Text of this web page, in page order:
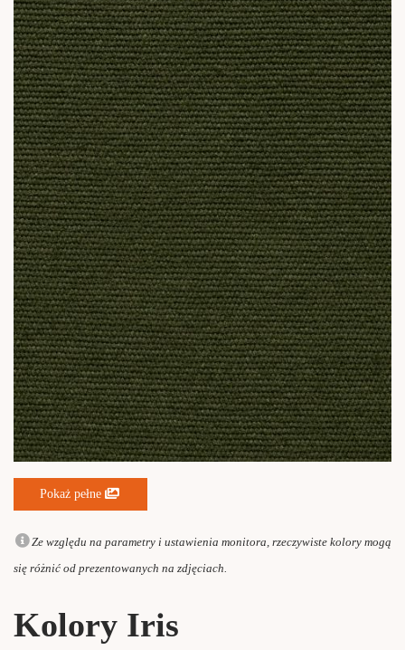
Pokaż pełne
Ze względu na parametry i ustawienia monitora, rzeczywiste kolory mogą
się różnić od prezentowanych na zdjęciach.
Kolory Iris